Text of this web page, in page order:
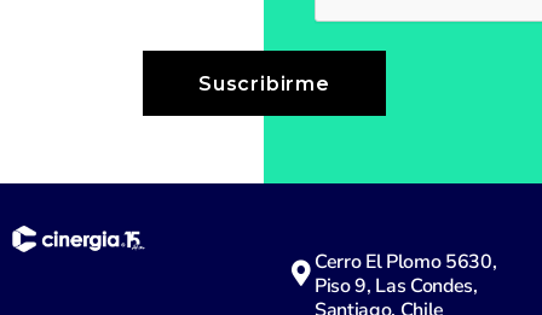
Suscribirme
Cerro El Plomo 5630,
Piso 9, Las Condes,
Santiago, Chile